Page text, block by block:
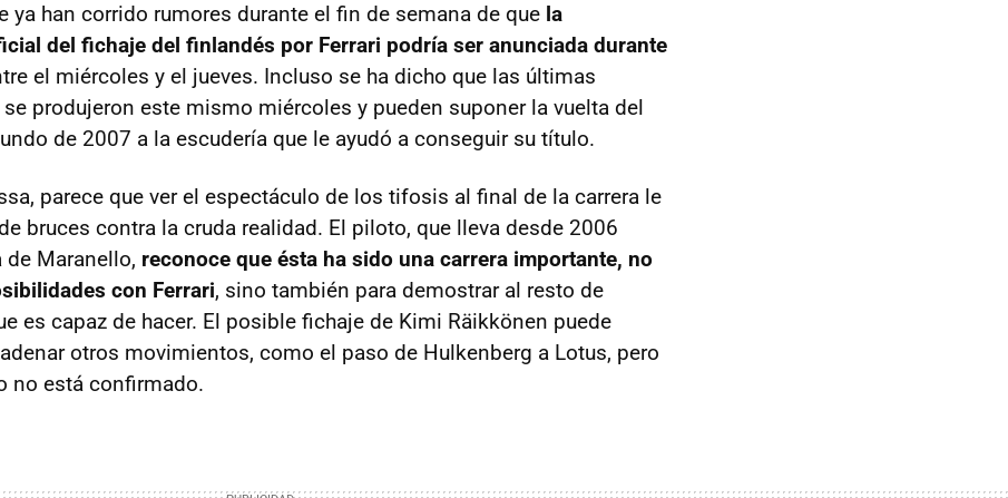
ya han corrido rumores durante el fin de semana de que la
del fichaje del finlandés por Ferrari podría ser anunciada durante
el miércoles y el jueves. Incluso se ha dicho que las últimas
produjeron este mismo miércoles y pueden suponer la vuelta del
de 2007 a la escudería que le ayudó a conseguir su título.
parece que ver el espectáculo de los tifosis al final de la carrera le
bruces contra la cruda realidad. El piloto, que lleva desde 2006
Maranello, reconoce que ésta ha sido una carrera importante, no
con Ferrari, sino también para demostrar al resto de
es capaz de hacer. El posible fichaje de Kimi Räikkönen puede
otros movimientos, como el paso de Hulkenberg a Lotus, pero
no está confirmado.